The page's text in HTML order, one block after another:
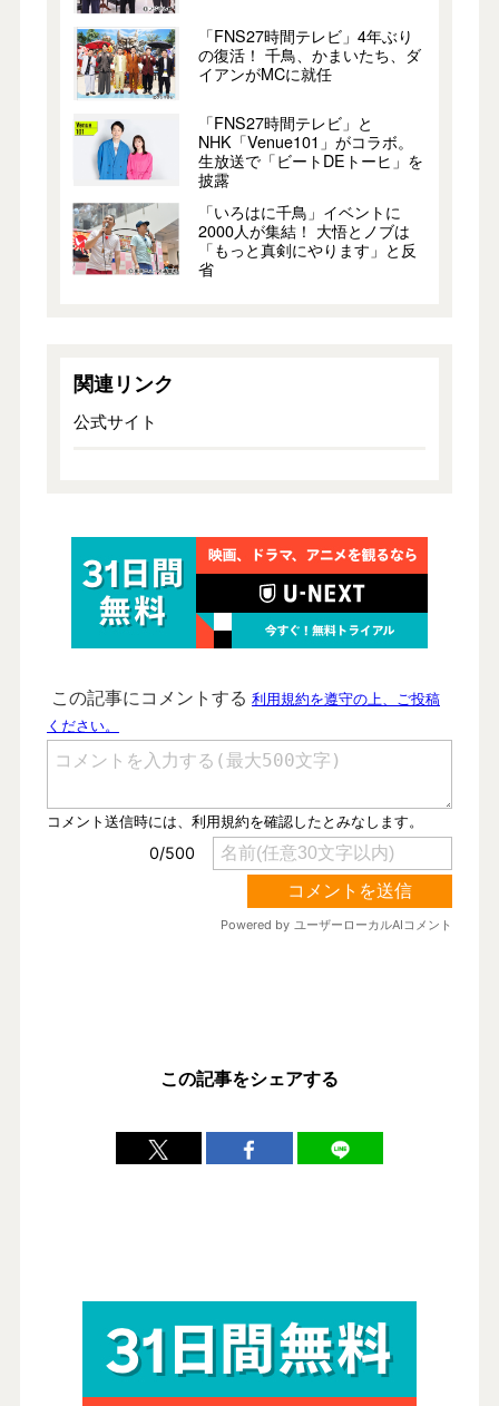
「FNS27時間テレビ」4年ぶり
の復活！ 千鳥、かまいたち、ダ
イアンがMCに就任
「FNS27時間テレビ」と
NHK「Venue101」がコラボ。
生放送で「ビートDEトーヒ」を
披露
「いろはに千鳥」イベントに
2000人が集結！ 大悟とノブは
「もっと真剣にやります」と反
省
関連リンク
公式サイト
この記事をシェアする